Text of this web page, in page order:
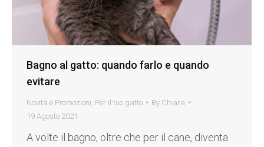
Bagno al gatto: quando farlo e quando
evitare
Novità e Promozioni Per il tuo gatto By Chiara
19 Agosto 2021
A volte il bagno, oltre che per il cane, diventa